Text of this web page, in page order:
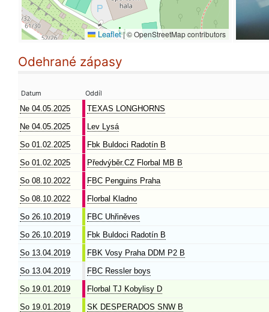
Leaflet|© OpenStreetMap contributors
Odehrané zápasy
Datum Oddíl
Ne 04.05.2025
TEXAS LONGHORNS
Ne 04.05.2025
Lev Lysá
So 01.02.2025
Fbk Buldoci Radotín B
So 01.02.2025
Předvýběr.CZ Florbal MB B
So 08.10.2022
FBC Penguins Praha
So 08.10.2022
Florbal Kladno
So 26.10.2019
FBC Uhřiněves
So 26.10.2019
Fbk Buldoci Radotín B
So 13.04.2019
FBK Vosy Praha DDM P2 B
So 13.04.2019
FBC Ressler boys
So 19.01.2019
Florbal TJ Kobylisy D
So 19.01.2019
SK DESPERADOS SNW B